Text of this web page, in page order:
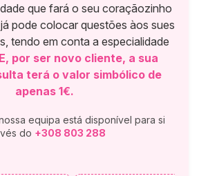
que fará o seu coraçãozinho
pode colocar questões àos sues
tendo em conta a especialidade
E, por ser novo cliente, a sua
terá o valor simbólico de
apenas 1€.
equipa está disponível para si
do +308 803 288